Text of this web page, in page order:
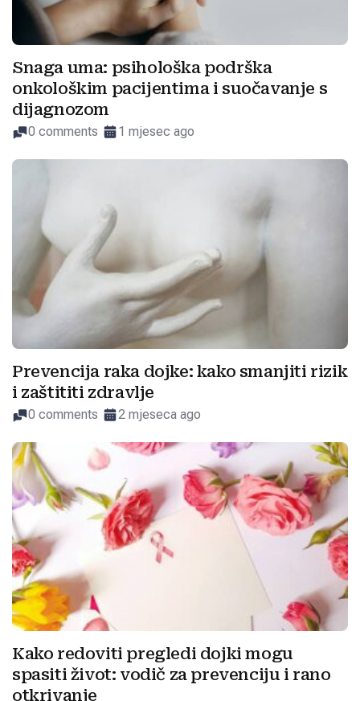
Snaga uma: psihološka podrška
onkološkim pacijentima i suočavanje s
dijagnozom
0 comments 1 mjesec ago
Prevencija raka dojke: kako smanjiti rizik
i zaštititi zdravlje
0 comments 2 mjeseca ago
Kako redoviti pregledi dojki mogu
spasiti život: vodič za prevenciju i rano
otkrivanje